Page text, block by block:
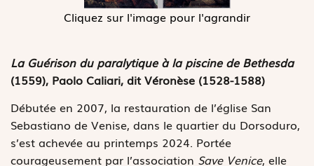
Cliquez sur l'image pour l'agrandir
La Guérison du paralytique à la piscine de Bethesda
(1559), Paolo Caliari, dit Véronèse (1528-1588)
Débutée en 2007, la restauration de l’église San
Sebastiano de Venise, dans le quartier du Dorsoduro,
s’est achevée au printemps 2024. Portée
courageusement par l’association Save Venice, elle